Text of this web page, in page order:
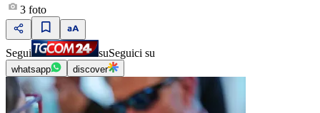
3 foto
Segui suSeguici su
whatsapp discover